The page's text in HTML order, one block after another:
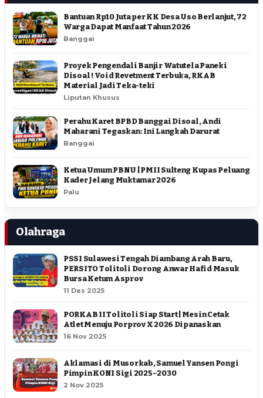
Bantuan Rp10 Juta per KK Desa Uso Berlanjut, 72
Warga Dapat Manfaat Tahun 2026
Banggai
Proyek Pengendali Banjir Watutela Paneki
Disoal ! Void Revetment Terbuka, RKAB
Material Jadi Teka-teki
Liputan Khusus
Perahu Karet BPBD Banggai Disoal, Andi
Maharani Tegaskan: Ini Langkah Darurat
Banggai
Ketua Umum PBNU | PMII Sulteng Kupas Peluang
Kader Jelang Muktamar 2026
Palu
Olahraga
PSSI Sulawesi Tengah Diambang Arah Baru,
PERSITO Tolitoli Dorong Anwar Hafid Masuk
Bursa Ketum Asprov
11 Des 2025
PORKAB II Tolitoli Siap Start | Mesin Cetak
Atlet Menuju Porprov X 2026 Dipanaskan
16 Nov 2025
Aklamasi di Musorkab, Samuel Yansen Pongi
Pimpin KONI Sigi 2025–2030
2 Nov 2025